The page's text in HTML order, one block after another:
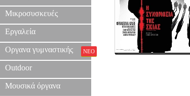
Μικροσυσκευές
Εργαλεία
Οργανα γυμναστικής ΝΕΟ
Outdoor
Μουσικά όργανα